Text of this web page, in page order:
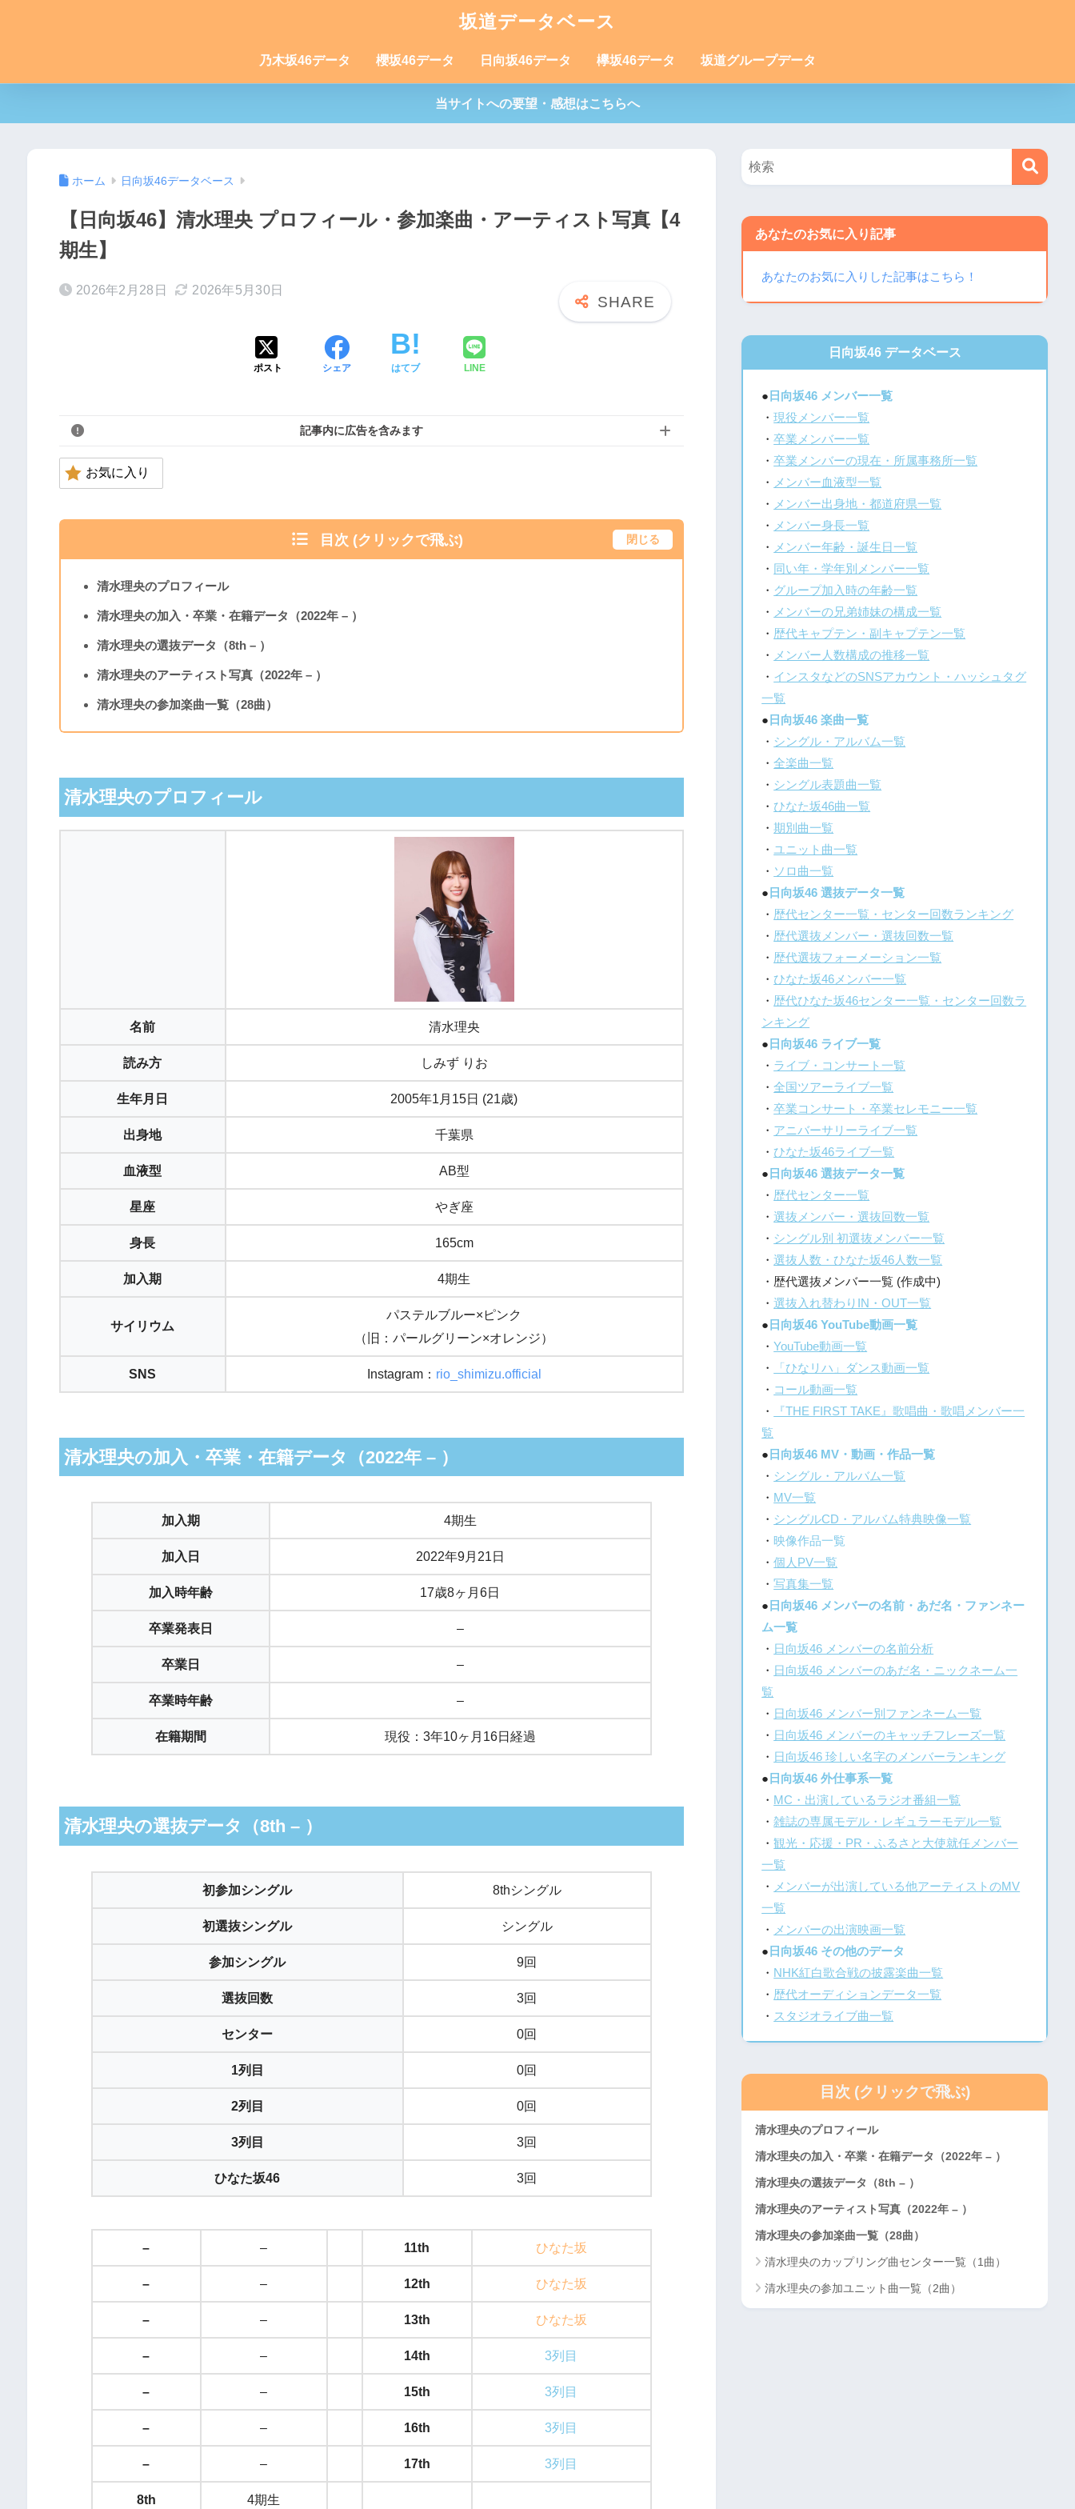
坂道データベース
乃木坂46データ 櫻坂46データ 日向坂46データ 欅坂46データ 坂道グループデータ
当サイトへの要望・感想はこちらへ
ホーム 日向坂46データベース
【日向坂46】清水理央 プロフィール・参加楽曲・アーティスト写真【4
期生】
2026年2月28日 2026年5月30日
ポスト シェア はてブ LINE
記事内に広告を含みます
お気に入り
目次 (クリックで飛ぶ) 閉じる
清水理央のプロフィール
清水理央の加入・卒業・在籍データ（2022年 – ）
清水理央の選抜データ（8th – ）
清水理央のアーティスト写真（2022年 – ）
清水理央の参加楽曲一覧（28曲）
清水理央のプロフィール
名前 清水理央
読み方 しみず りお
生年月日 2005年1月15日 (21歳)
出身地 千葉県
血液型 AB型
星座 やぎ座
身長 165cm
加入期 4期生
サイリウム
パステルブルー×ピンク
（旧：パールグリーン×オレンジ）
SNS Instagram： rio_shimizu.official
清水理央の加入・卒業・在籍データ（2022年 – ）
加入期 4期生
加入日 2022年9月21日
加入時年齢 17歳8ヶ月6日
卒業発表日 –
卒業日 –
卒業時年齢 –
在籍期間 現役：3年10ヶ月16日経過
清水理央の選抜データ（8th – ）
初参加シングル 8thシングル
初選抜シングル シングル
参加シングル 9回
選抜回数 3回
センター 0回
1列目 0回
2列目 0回
3列目 3回
ひなた坂46 3回
– – 11th ひなた坂
– – 12th ひなた坂
– – 13th ひなた坂
– – 14th 3列目
– – 15th 3列目
– – 16th 3列目
– – 17th 3列目
8th 4期生
あなたのお気に入り記事
あなたのお気に入りした記事はこちら！
日向坂46 データベース
● 日向坂46 メンバー一覧
・現役メンバー一覧
・卒業メンバー一覧
・卒業メンバーの現在・所属事務所一覧
・ メンバー血液型一覧
・ メンバー出身地・都道府県一覧
・ メンバー身長一覧
・ メンバー年齢・誕生日一覧
・ 同い年・学年別メンバー一覧
・ グループ加入時の年齢一覧
・ メンバーの兄弟姉妹の構成一覧
・ 歴代キャプテン・副キャプテン一覧
・ メンバー人数構成の推移一覧
・ インスタなどのSNSアカウント・ハッシュタグ
一覧
● 日向坂46 楽曲一覧
・ シングル・アルバム一覧
・全楽曲一覧
・ シングル表題曲一覧
・ひなた坂46曲一覧
・期別曲一覧
・ ユニット曲一覧
・ ソロ曲一覧
● 日向坂46 選抜データ一覧
・ 歴代センター一覧・センター回数ランキング
・ 歴代選抜メンバー・選抜回数一覧
・ 歴代選抜フォーメーション一覧
・ひなた坂46メンバー一覧
・ 歴代ひなた坂46センター一覧・センター回数ラ
ンキング
● 日向坂46 ライブ一覧
・ ライブ・コンサート一覧
・全国ツアーライブ一覧
・卒業コンサート・卒業セレモニー一覧
・ アニバーサリーライブ一覧
・ひなた坂46ライブ一覧
● 日向坂46 選抜データ一覧
・ 歴代センター一覧
・選抜メンバー・選抜回数一覧
・ シングル別 初選抜メンバー一覧
・選抜人数・ひなた坂46人数一覧
・歴代選抜メンバー一覧 (作成中)
・選抜入れ替わりIN・OUT一覧
● 日向坂46 YouTube動画一覧
・YouTube動画一覧
・
「ひなリハ」ダンス動画一覧
・ コール動画一覧
・
『THE FIRST TAKE』歌唱曲・歌唱メンバー一
覧
● 日向坂46 MV・動画・作品一覧
・ シングル・アルバム一覧
・ MV一覧
・ シングルCD・アルバム特典映像一覧
・映像作品一覧
・個人PV一覧
・写真集一覧
● 日向坂46 メンバーの名前・あだ名・ファンネー
ム一覧
・ 日向坂46 メンバーの名前分析
・ 日向坂46 メンバーのあだ名・ニックネーム一
覧
・ 日向坂46 メンバー別ファンネーム一覧
・ 日向坂46 メンバーのキャッチフレーズ一覧
・ 日向坂46 珍しい名字のメンバーランキング
● 日向坂46 外仕事系一覧
・ MC・出演しているラジオ番組一覧
・雑誌の専属モデル・レギュラーモデル一覧
・観光・応援・PR・ふるさと大使就任メンバー
一覧
・ メンバーが出演している他アーティストのMV
一覧
・ メンバーの出演映画一覧
● 日向坂46 その他のデータ
・ NHK紅白歌合戦の披露楽曲一覧
・ 歴代オーディションデータ一覧
・ スタジオライブ曲一覧
目次 (クリックで飛ぶ)
清水理央のプロフィール
清水理央の加入・卒業・在籍データ（2022年 – ）
清水理央の選抜データ（8th – ）
清水理央のアーティスト写真（2022年 – ）
清水理央の参加楽曲一覧（28曲）
清水理央のカップリング曲センター一覧（1曲）
清水理央の参加ユニット曲一覧（2曲）